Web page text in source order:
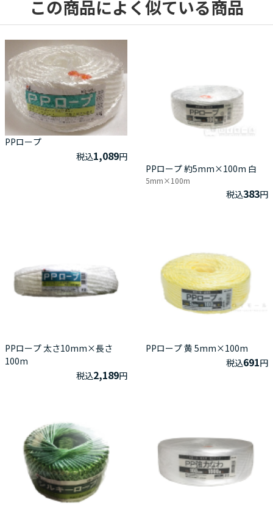
この商品によく似ている商品
PPロープ
税込1,089円
PPロープ 約5mm×100m 白
5mm×100m
税込383円
PPロープ 太さ10mm×長さ
100m
税込2,189円
PPロープ 黄 5mm×100m
税込691円